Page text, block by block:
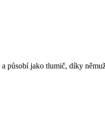
působí jako tlumič, díky